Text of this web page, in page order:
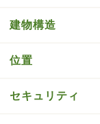
建物構造
位置
セキュリティ